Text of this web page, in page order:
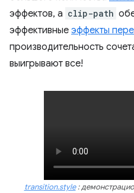
эффектов, а clip-path
эффективные эффекты
производительность
выигрывают все!
transition.style: